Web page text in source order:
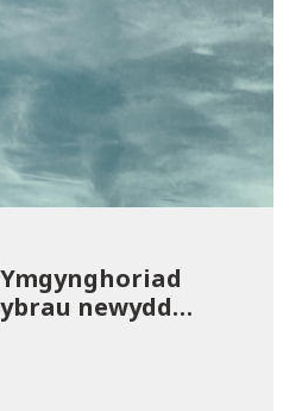
newydd
y Fframwaith
a
Adeiladau